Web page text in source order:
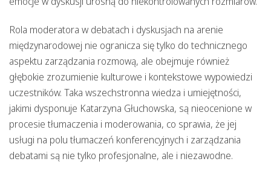
Rola moderatora w debatach i dyskusjach na arenie
międzynarodowej nie ogranicza się tylko do technicznego
aspektu zarządzania rozmową, ale obejmuje również
głębokie zrozumienie kulturowe i kontekstowe wypowiedzi
uczestników. Taka wszechstronna wiedza i umiejętności,
jakimi dysponuje Katarzyna Głuchowska, są nieocenione w
procesie tłumaczenia i moderowania, co sprawia, że jej
usługi na polu tłumaczeń konferencyjnych i zarządzania
debatami są nie tylko profesjonalne, ale i niezawodne.